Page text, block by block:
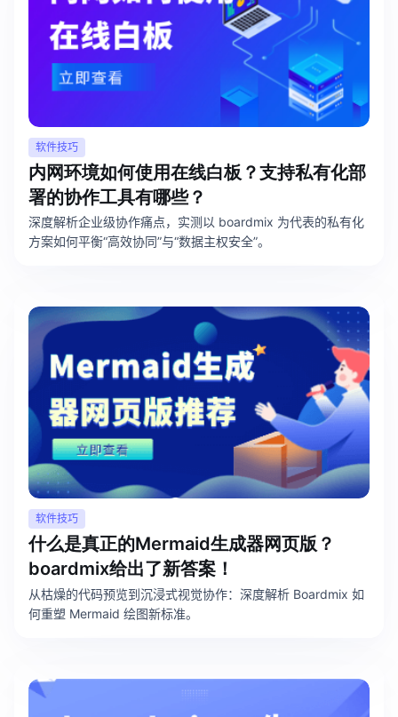
软件技巧
内网环境如何使用在线白板？支持私有化部
署的协作工具有哪些？
深度解析企业级协作痛点，实测以 boardmix 为代表的私有化
方案如何平衡“高效协同”与“数据主权安全”。
软件技巧
什么是真正的Mermaid生成器网页版？
boardmix给出了新答案！
从枯燥的代码预览到沉浸式视觉协作：深度解析 Boardmix 如
何重塑 Mermaid 绘图新标准。